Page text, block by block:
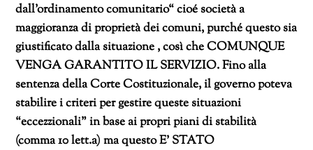
dall’ordinamento comunitario“ cioé società a
maggioranza di proprietà dei comuni, purché questo sia
giustificato dalla situazione , così che COMUNQUE
VENGA GARANTITO IL SERVIZIO. Fino alla
sentenza della Corte Costituzionale, il governo poteva
stabilire i criteri per gestire queste situazioni
“eccezzionali” in base ai propri piani di stabilità
(comma 10 lett.a) ma questo E’ STATO